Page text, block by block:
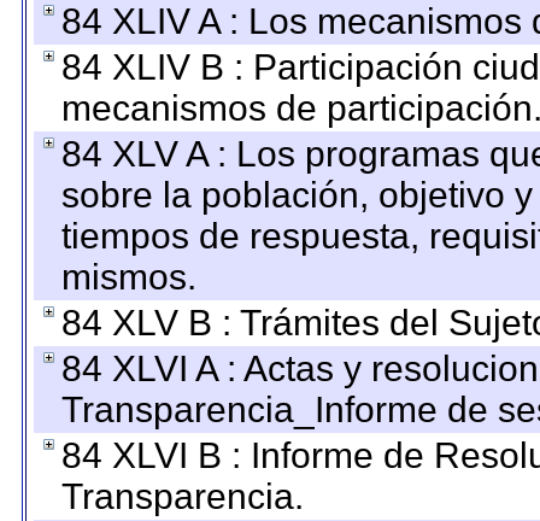
84 XLIV A : Los
84 XLIV B : Participación
mecanismos de
84 XLV A : Los programas
sobre la población, objetivo
tiempos de respuesta,
mismos.
84 XLV B : Trámites del
84 XLVI A : Actas y
Transparencia_Informe de
84 XLVI B : Informe de
Transparencia.